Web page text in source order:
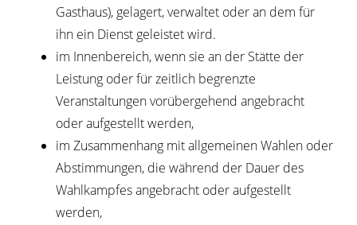
Gasthaus), gelagert, verwaltet oder an dem für
ihn ein Dienst geleistet wird.
im Innenbereich, wenn sie an der Stätte der
Leistung oder für zeitlich begrenzte
Veranstaltungen vorübergehend angebracht
oder aufgestellt werden,
im Zusammenhang mit allgemeinen Wahlen oder
Abstimmungen, die während der Dauer des
Wahlkampfes angebracht oder aufgestellt
werden,